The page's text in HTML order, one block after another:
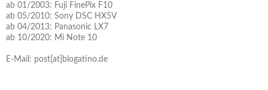
ab 01/2003: Fuji FinePix F10
ab 05/2010: Sony DSC HX5V
ab 04/2013: Panasonic LX7
ab 10/2020: Mi Note 10
E-Mail: post[at]blogatino.de